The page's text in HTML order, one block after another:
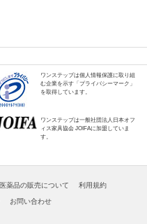
ワンステップは個人情報保護に取り組
む企業を示す「プライバシーマーク」
を取得しています。
ワンステップは一般社団法人日本オフ
ィス家具協会 JOIFAに加盟していま
す。
医薬品の販売について 利用規約
お問い合わせ